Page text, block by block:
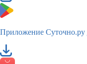
Приложение Суточно.ру